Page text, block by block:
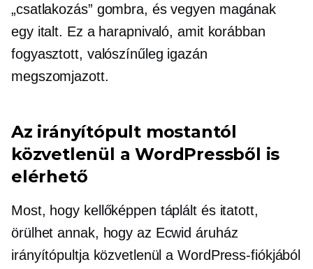
„csatlakozás” gombra, és vegyen magának
egy italt. Ez a harapnivaló, amit korábban
fogyasztott, valószínűleg igazán
megszomjazott.
Az irányítópult mostantól
közvetlenül a WordPressből is
elérhető
Most, hogy kellőképpen táplált és itatott,
örülhet annak, hogy az Ecwid áruház
irányítópultja közvetlenül a WordPress-fiókjából